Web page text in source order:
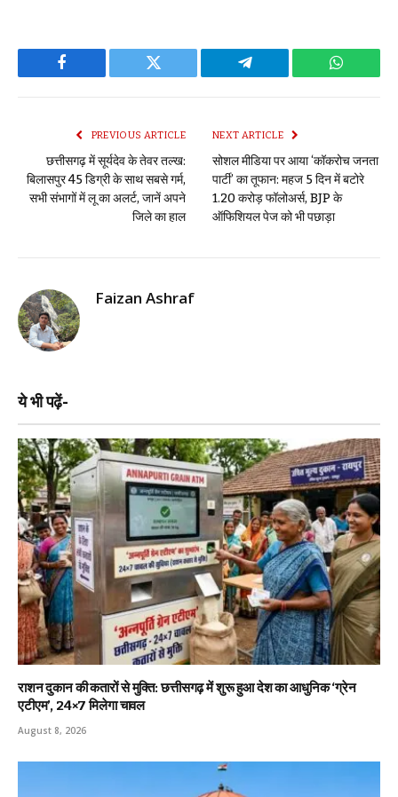
Facebook Twitter Telegram
PREVIOUS ARTICLE
छत्तीसगढ़ में सूर्यदेव के तेवर तल्ख:
बिलासपुर 45 डिग्री के साथ सबसे गर्म,
सभी संभागों में लू का अलर्ट, जानें अपने
जिले का हाल
NEXT ARTICLE
सोशल मीडिया पर आया ‘कॉकरोच जनता
पार्टी’ का तूफान: महज 5 दिन में बटोरे
1.20 करोड़ फॉलोअर्स, BJP के
ऑफिशियल पेज को भी पछाड़ा
Faizan Ashraf
ये भी पढ़ें-
राशन दुकान की कतारों से मुक्ति: छत्तीसगढ़ में शुरू हुआ देश का आधुनिक ‘ग्रेन
एटीएम’, 24×7 मिलेगा चावल
August 8, 2026